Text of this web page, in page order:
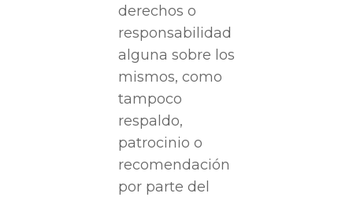
derechos o
responsabilidad
alguna sobre los
mismos, como
tampoco
respaldo,
patrocinio o
recomendación
por parte del